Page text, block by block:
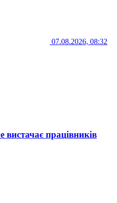
07.08.2026, 08:32
працівників